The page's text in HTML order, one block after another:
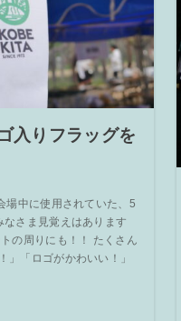
入りフラッグを
場中に使用されていた、5
さま見覚えはあります
の周りにも！！ たくさん
」「ロゴがかわいい！」